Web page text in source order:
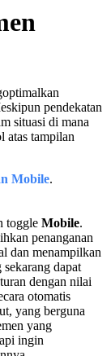
pendekatan
situasi di mana
atas tampilan
Mobile.
toggle Mobile.
penanganan
dan menampilkan
dapat
dengan nilai
otomatis
yang berguna
yang
ingin